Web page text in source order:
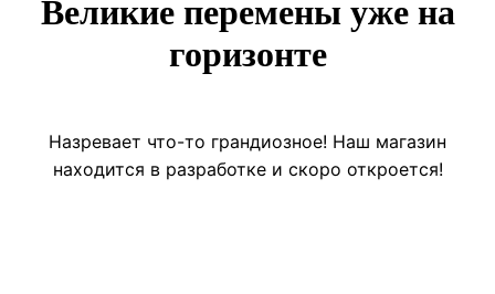
Великие перемены уже на
горизонте
Назревает что-то грандиозное! Наш магазин
находится в разработке и скоро откроется!